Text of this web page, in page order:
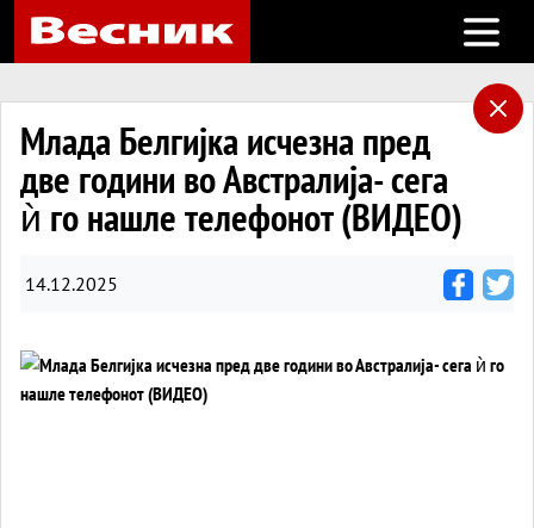
Open
Млада Белгијка исчезна пред
две години во Австралија- сега
ѝ го нашле телефонот (ВИДЕО)
14.12.2025